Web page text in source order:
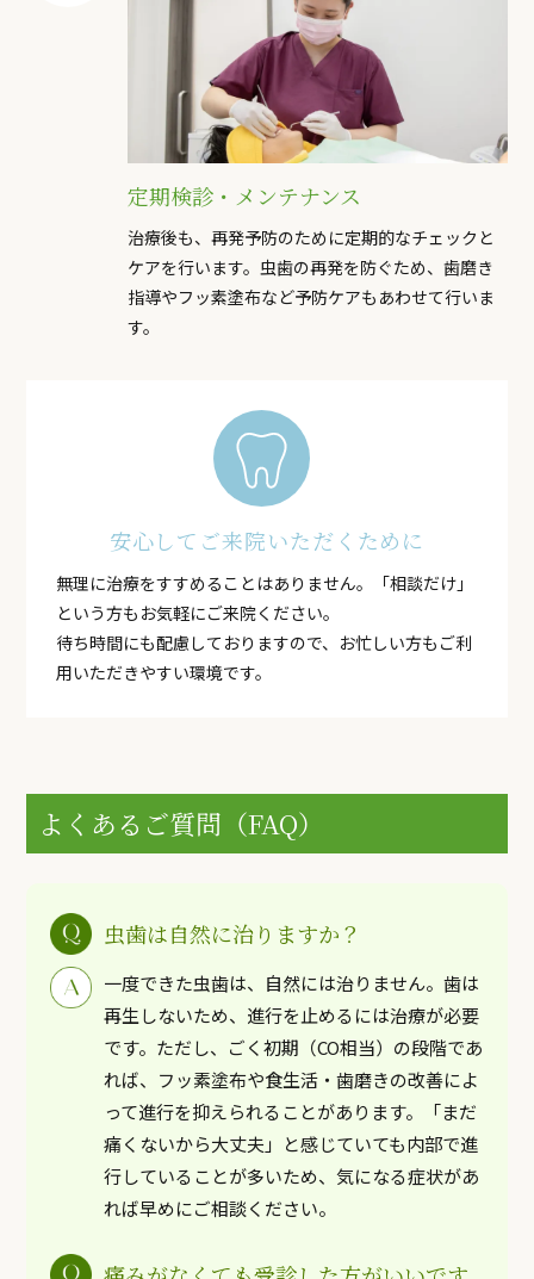
定期検診・メンテナンス
治療後も、再発予防のために定期的なチェックと
ケアを行います。虫歯の再発を防ぐため、歯磨き
指導やフッ素塗布など予防ケアもあわせて行いま
す。
安心してご来院いただくために
無理に治療をすすめることはありません。「相談だけ」
という方もお気軽にご来院ください。
待ち時間にも配慮しておりますので、お忙しい方もご利
用いただきやすい環境です。
よくあるご質問（FAQ）
虫歯は自然に治りますか？
一度できた虫歯は、自然には治りません。歯は
再生しないため、進行を止めるには治療が必要
です。ただし、ごく初期（CO相当）の段階であ
れば、フッ素塗布や食生活・歯磨きの改善によ
って進行を抑えられることがあります。「まだ
痛くないから大丈夫」と感じていても内部で進
行していることが多いため、気になる症状があ
れば早めにご相談ください。